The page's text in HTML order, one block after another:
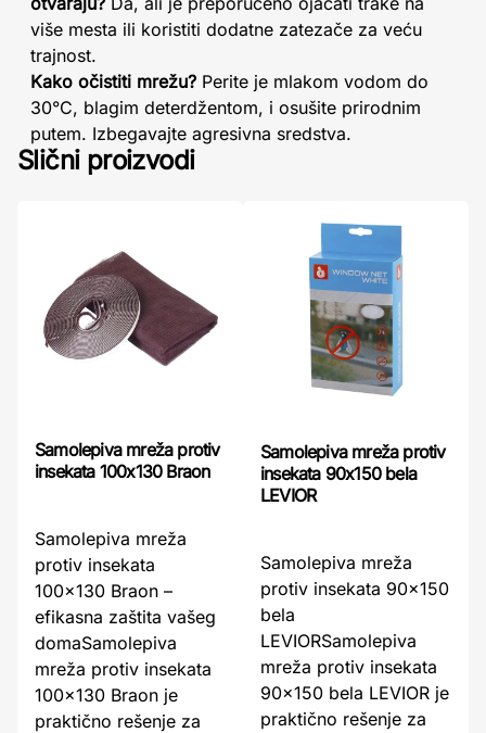
više mesta ili koristiti dodatne zatezače za veću
trajnost.
Kako očistiti mrežu? Perite je mlakom vodom do
30°C, blagim deterdžentom, i osušite prirodnim
putem. Izbegavajte agresivna sredstva.
Slični proizvodi
Samolepiva mreža protiv
insekata 100x130 Braon
Samolepiva mreža
protiv insekata
100x130 Braon –
efikasna zaštita vašeg
domaSamolepiva
mreža protiv insekata
100x130 Braon je
praktično rešenje za
Samolepiva mreža protiv
insekata 90x150 bela
LEVIOR
Samolepiva mreža
protiv insekata 90x150
bela
LEVIORSamolepiva
mreža protiv insekata
90x150 bela LEVIOR je
praktično rešenje za